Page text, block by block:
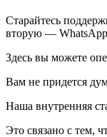
Старайтесь
вторую —
Здесь вы можете
Вам не придется
Наша внутренняя
Это связано с тем,